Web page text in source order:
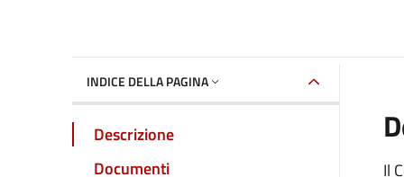
INDICE DELLA PAGINA
Descrizione
Documenti
Il